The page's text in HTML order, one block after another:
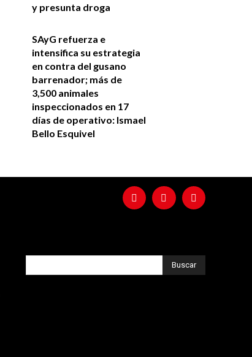
y presunta droga
SAyG refuerza e
intensifica su estrategia
en contra del gusano
barrenador; más de
3,500 animales
inspeccionados en 17
días de operativo: Ismael
Bello Esquivel
Buscar